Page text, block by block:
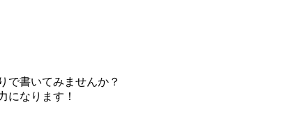
で書いてみませんか？
になります！